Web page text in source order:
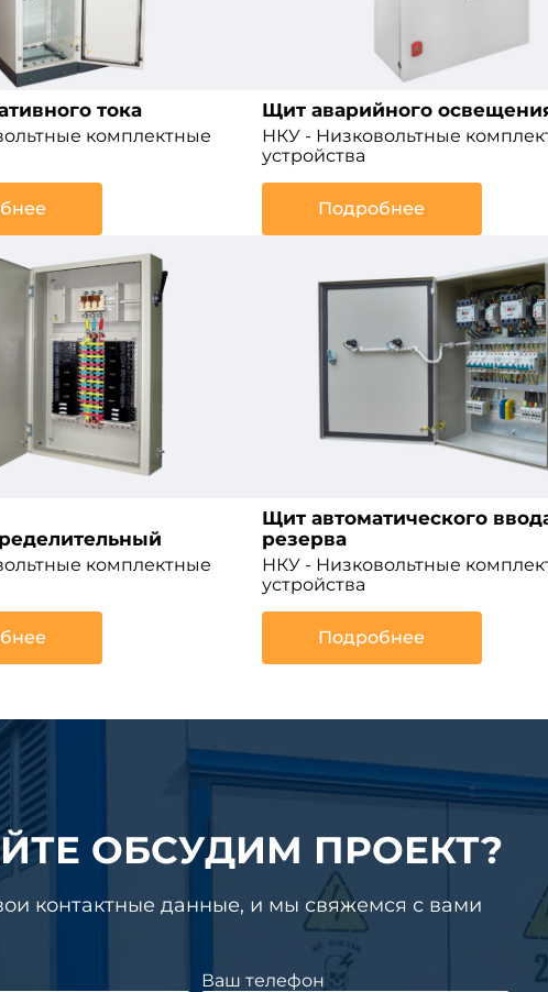
тока
комплектные
Щит аварийного
НКУ - Низковольтные
устройства
Подробнее
комплектные
Щит автоматического
резерва
НКУ - Низковольтные
устройства
Подробнее
ОБСУДИМ ПРОЕКТ?
контактные данные, и мы свяжемся с вами
Ваш телефон